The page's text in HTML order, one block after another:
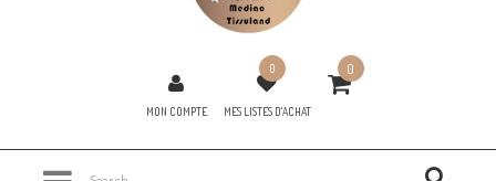
MON COMPTE
0
MES LISTES D'ACHAT
0